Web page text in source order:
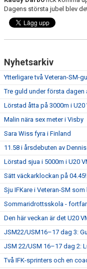
Dagens största jubel blev
Nyhetsarkiv
Ytterligare två Veteran-SM-
Tre guld under första dagen
Lörstad åtta på 3000m i U20
Malin nära sex meter i Visby
Sara Wiss fyra i Finland
11.58 i årsdebuten av
Lörstad sjua i 5000m i U20
Sätt väckarklockan på
Sju IFKare i Veteran-SM
Sommaridrottsskola -
Den här veckan är det U20
JSM22/USM16–17 dag 3:
JSM 22/USM 16–17 dag 2:
Två IFK-sprinters och en